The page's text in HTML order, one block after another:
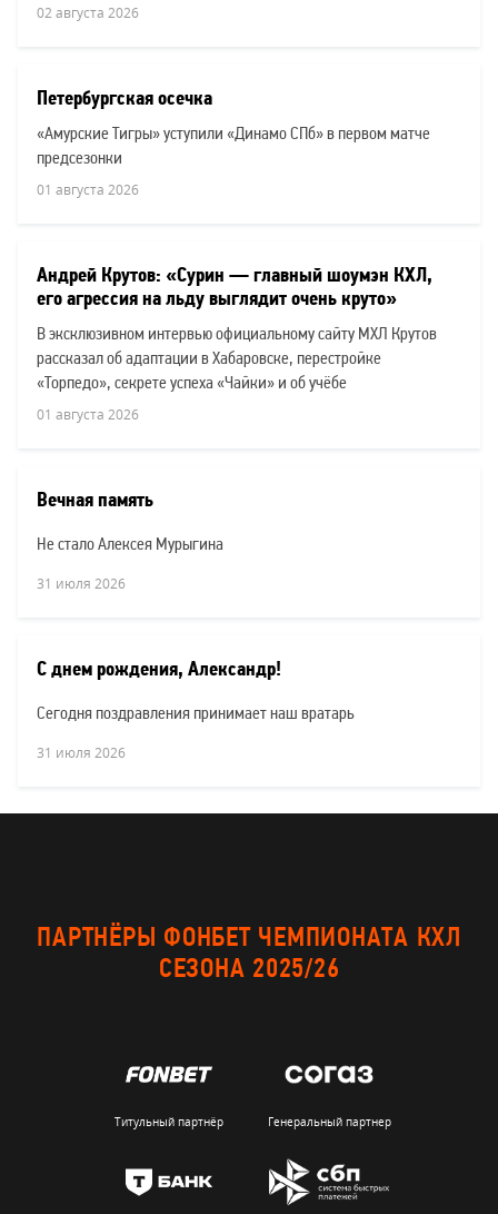
02 августа 2026
Петербургская осечка
«Амурские Тигры» уступили «Динамо СПб» в первом матче
предсезонки
01 августа 2026
Андрей Крутов: «Сурин — главный шоумэн КХЛ,
его агрессия на льду выглядит очень круто»
В эксклюзивном интервью официальному сайту МХЛ Крутов
рассказал об адаптации в Хабаровске, перестройке
«Торпедо», секрете успеха «Чайки» и об учёбе
01 августа 2026
Вечная память
Не стало Алексея Мурыгина
31 июля 2026
С днем рождения, Александр!
Сегодня поздравления принимает наш вратарь
31 июля 2026
ПАРТНЁРЫ ФОНБЕТ ЧЕМПИОНАТА КХЛ
СЕЗОНА 2025/26
Титульный партнёр Генеральный партнер